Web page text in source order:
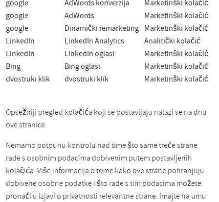
google AdWords konverzija
Marketinški kolačić
google
AdWords
Marketinški kolačić
google
Dinamički remarketing Marketinški kolačić
LinkedIn
LinkedIn Analytics
Analitički kolačić
LinkedIn
LinkedIn oglasi
Marketinški kolačić
Bing
Bing oglasi
Marketinški kolačić
dvostruki klik
dvostruki klik Marketinški kolačić
Opsežniji pregled kolačića koji se postavljaju nalazi se na dnu
ove stranice.
Nemamo potpunu kontrolu nad time što same treće strane
rade s osobnim podacima dobivenim putem postavljenih
kolačića. Više informacija o tome kako ove strane pohranjuju
dobivene osobne podatke i što rade s tim podacima možete
pronaći u izjavi o privatnosti relevantne strane. Imajte na umu